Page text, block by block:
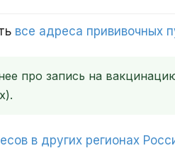
все адреса прививочных
про запись на
в других регионах